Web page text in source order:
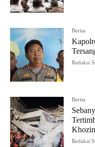
Berita
Redaksi
Berita
Redaksi